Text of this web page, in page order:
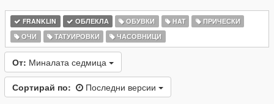
FRANKLIN ОБЛЕКЛА ОБУВКИ HAT
ПРИЧЕСКИ
ОЧИ
ТАТУИРОВКИ ЧАСОВНИЦИ
От: Миналата седмица
Сортирай по: Последни версии